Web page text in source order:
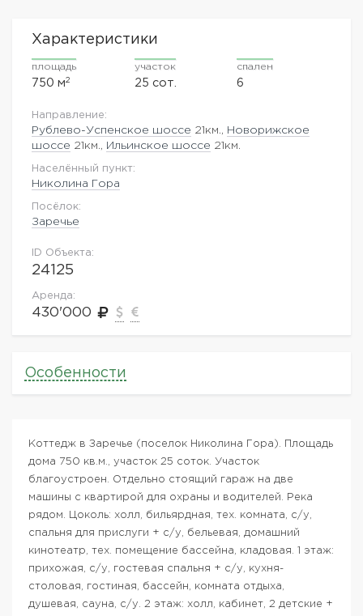
Характеристики
площадь
750 м2
участок
25 сот.
спален
6
Направление:
Рублево-Успенское шоссе 21км.,
Новорижское
шоссе 21км., Ильинское шоссе 21км.
Населённый пункт:
Николина Гора
Посёлок:
Заречье
ID Объекта:
24125
Аренда:
430'000
Особенности
Коттедж в Заречье (поселок Николина Гора). Площадь
дома 750 кв.м., участок 25 соток. Участок
благоустроен. Отдельно стоящий гараж на две
машины с квартирой для охраны и водителей. Река
рядом. Цоколь: холл, бильярдная, тех. комната, с/у,
спальня для прислуги + с/у, бельевая, домашний
кинотеатр, тех. помещение бассейна, кладовая. 1 этаж:
прихожая, с/у, гостевая спальня + с/у, кухня-
столовая, гостиная, бассейн, комната отдыха,
душевая, сауна, с/у. 2 этаж: холл, кабинет, 2 детские +